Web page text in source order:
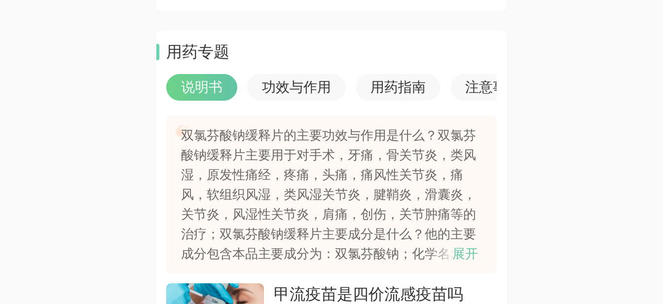
炎、肩痛、创伤、关节肿痛
用药专题
说明书 功效与作用 用药指南 注意事项
双氯芬酸钠缓释片的主要功效与作用是什么？双氯芬
酸钠缓释片主要用于对手术，牙痛，骨关节炎，类风
湿，原发性痛经，疼痛，头痛，痛风性关节炎，痛
风，软组织风湿，类风湿关节炎，腱鞘炎，滑囊炎，
关节炎，风湿性关节炎，肩痛，创伤，关节肿痛等的
治疗；双氯芬酸钠缓释片主要成分是什么？他的主要
成分包含本品主要成分为：双氯芬酸钠；化学名: 2-[
氯芬酸钠缓释片用法用量：口服，本品须整片吞服，
展开
甲流疫苗是四价流感疫苗吗